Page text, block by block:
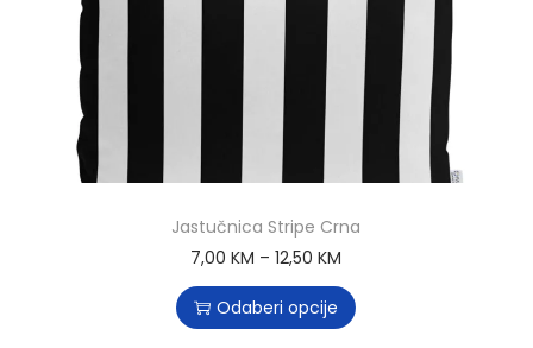
Jastučnica Stripe Crna
7,00KM – 12,50KM
Odaberi opcije